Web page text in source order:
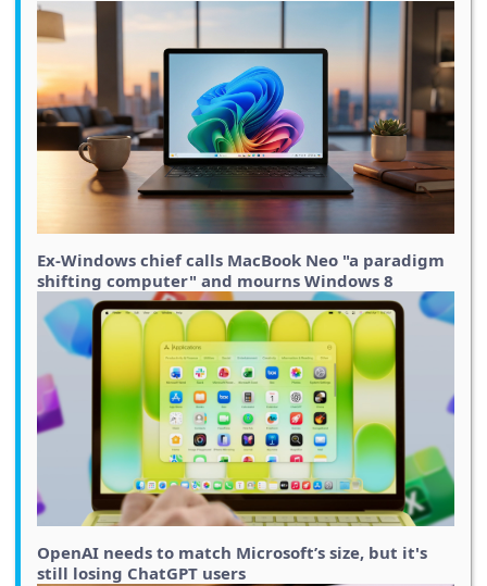
Ex-Windows chief calls MacBook Neo "a paradigm
shifting computer" and mourns Windows 8
OpenAI needs to match Microsoft’s size, but it's
still losing ChatGPT users